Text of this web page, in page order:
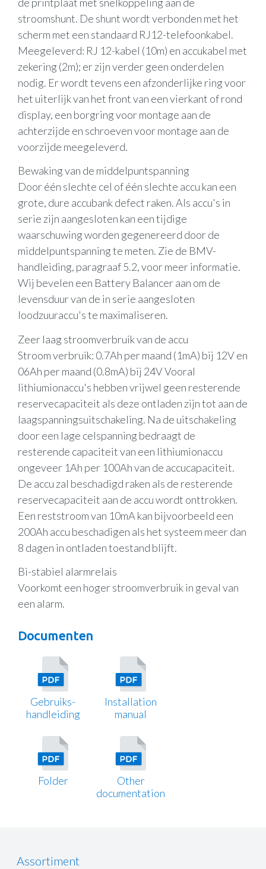
stroomshunt. De shunt wordt verbonden met het
scherm met een standaard RJ12-telefoonkabel.
Meegeleverd: RJ 12-kabel (10m) en accukabel met
zekering (2m); er zijn verder geen onderdelen
nodig. Er wordt tevens een afzonderlijke ring voor
het uiterlijk van het front van een vierkant of rond
display, een borgring voor montage aan de
achterzijde en schroeven voor montage aan de
voorzijde meegeleverd.
Bewaking van de middelpuntspanning
Door één slechte cel of één slechte accu kan een
grote, dure accubank defect raken. Als accu's in
serie zijn aangesloten kan een tijdige
waarschuwing worden gegenereerd door de
middelpuntspanning te meten. Zie de BMV-
handleiding, paragraaf 5.2, voor meer informatie.
Wij bevelen een Battery Balancer aan om de
levensduur van de in serie aangesloten
loodzuuraccu's te maximaliseren.
Zeer laag stroomverbruik van de accu
Stroom verbruik: 0.7Ah per maand (1mA) bij 12V en
06Ah per maand (0.8mA) bij 24V Vooral
lithiumionaccu's hebben vrijwel geen resterende
reservecapaciteit als deze ontladen zijn tot aan de
laagspanningsuitschakeling. Na de uitschakeling
door een lage celspanning bedraagt de
resterende capaciteit van een lithiumionaccu
ongeveer 1Ah per 100Ah van de accucapaciteit.
De accu zal beschadigd raken als de resterende
reservecapaciteit aan de accu wordt onttrokken.
Een reststroom van 10mA kan bijvoorbeeld een
200Ah accu beschadigen als het systeem meer dan
8 dagen in ontladen toestand blijft.
Bi-stabiel alarmrelais
Voorkomt een hoger stroomverbruik in geval van
een alarm.
Documenten
Gebruiks-
handleiding
Installation
manual
Folder
Other
documentation
Assortiment